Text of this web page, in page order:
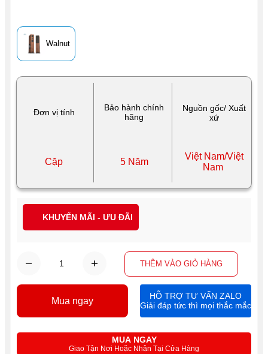
Đơn vị tính
Bảo hành chính
hãng
Nguồn gốc/ Xuất
xứ
Cặp 5 Năm
Việt Nam/Việt
Nam
Walnut
THÊM VÀO GIỎ HÀNG
MUA NGAY
Giao Tận Nơi Hoặc Nhận Tại Cửa Hàng
Mua ngay
HỖ TRỢ TƯ VẤN ZALO
Giải đáp tức thì mọi thắc mắc
KHUYẾN MÃI - ƯU ĐÃI